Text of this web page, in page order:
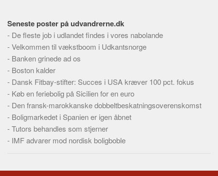
Tekstannoncer
Bannere
Hjælp
Seneste poster på udvandrerne.dk
- De fleste job i udlandet findes i vores nabolande
-Velkommen til vækstboom i Udkantsnorge
- Banken grinede ad os
- Boston kalder
- Dansk Fitbay-stifter: Succes i USA kræver 100 pct. fokus
- Køb en feriebolig på Sicilien for en euro
- Den fransk-marokkanske dobbeltbeskatningsoverenskomst
- Boligmarkedet i Spanien er igen åbnet
-Tutors behandles som stjerner
- IMF advarer mod nordisk boligboble